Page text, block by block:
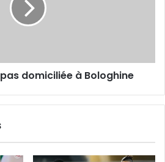
pas domiciliée à Bologhine